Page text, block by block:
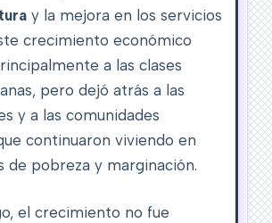
y la mejora en los servicios
crecimiento económico
a las clases
pero dejó atrás a las
y a las comunidades
continuaron viviendo en
de pobreza y marginación.
el crecimiento no fue